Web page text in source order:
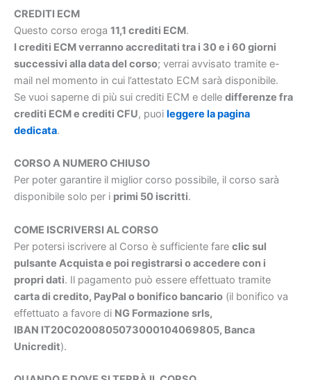
CREDITI ECM
Questo corso eroga 11,1 crediti ECM.
I crediti ECM verranno accreditati tra i 30 e i 60 giorni
successivi alla data del corso; verrai avvisato tramite e-
mail nel momento in cui l’attestato ECM sarà disponibile.
Se vuoi saperne di più sui crediti ECM e delle differenze fra
crediti ECM e crediti CFU, puoi leggere la pagina
dedicata.
CORSO A NUMERO CHIUSO
Per poter garantire il miglior corso possibile, il corso sarà
disponibile solo per i primi 50 iscritti.
COME ISCRIVERSI AL CORSO
Per potersi iscrivere al Corso è sufficiente fare clic sul
pulsante Acquista e poi registrarsi o accedere con i
propri dati. Il pagamento può essere effettuato tramite
carta di credito, PayPal o bonifico bancario (il bonifico va
effettuato a favore di NG Formazione srls,
IBAN IT20C0200805073000104069805, Banca
Unicredit).